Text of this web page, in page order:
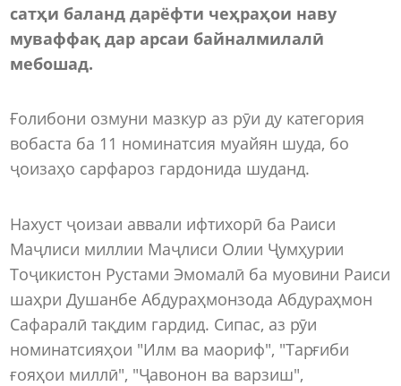
сатҳи баланд дарёфти чеҳраҳои наву
муваффақ дар арсаи байналмилалӣ
мебошад.
Ғолибони озмуни мазкур аз рӯи ду категория
вобаста ба 11 номинатсия муайян шуда, бо
ҷоизаҳо сарфароз гардонида шуданд.
Нахуст ҷоизаи аввали ифтихорӣ ба Раиси
Маҷлиси миллии Маҷлиси Олии Ҷумҳурии
Тоҷикистон Рустами Эмомалӣ ба муовини Раиси
шаҳри Душанбе Абдураҳмонзода Абдураҳмон
Сафаралӣ тақдим гардид. Сипас, аз рӯи
номинатсияҳои "Илм ва маориф", "Тарғиби
ғояҳои миллӣ", "Ҷавонон ва варзиш",